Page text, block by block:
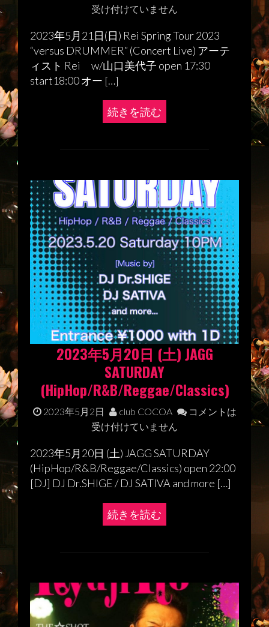
受け付けていません
2023年5月21日(日) Rei Spring Tour 2023
“versus DRUMMER” (Concert Live) アーテ
ィスト Rei w/山口美代子 open 17:30
start18:00 オー […]
続きを読む
2023年5月20日 (土) JAGG
SATURDAY
(HipHop/R&B/Reggae/Classics)
2023年5月2日 club COCOA
コメントは
受け付けていません
2023年5月20日 (土) JAGG SATURDAY
(HipHop/R&B/Reggae/Classics) open 22:00
[DJ] DJ Dr.SHIGE / DJ SATIVA and more […]
続きを読む